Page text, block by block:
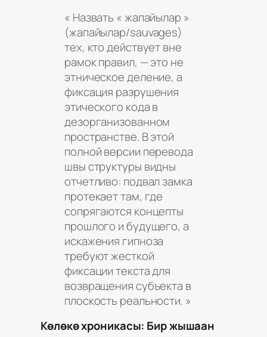
« Назвать « жапайылар »
(жапайылар/sauvages)
тех, кто действует вне
рамок правил, — это не
этническое деление, а
фиксация разрушения
этического кода в
дезорганизованном
пространстве. В этой
полной версии перевода
швы структуры видны
отчетливо: подвал замка
протекает там, где
сопрягаются концепты
прошлого и будущего, а
искажения гипноза
требуют жесткой
фиксации текста для
возвращения субъекта в
плоскость реальности. »
Көлөкө хроникасы: Бир жышаан